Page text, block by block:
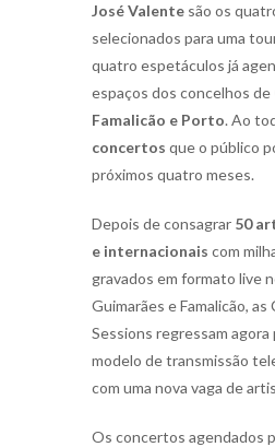
José Valente são os
selecionados para uma
quatro espetáculos já
espaços dos concelhos de
Famalicão e Porto. Ao
concertos que o público
próximos quatro meses.
Depois de consagrar 50
e internacionais com
gravados em formato live
Guimarães e Famalicão, as
Sessions regressam agora
modelo de transmissão
com uma nova vaga de
Os concertos agendados